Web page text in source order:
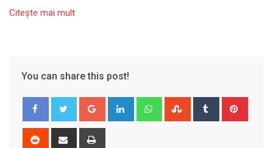
Citeşte mai mult
You can share this post!
Google+ LinkedIn WhatsappStumbleUpon
Tumblr
Reddit
Share